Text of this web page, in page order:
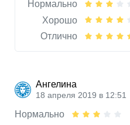
Нормально
Хорошо
Отлично
Ангелина
18 апреля 2019 в 12:51
Нормально